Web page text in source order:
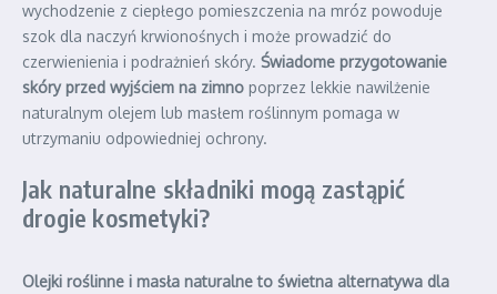
wychodzenie z ciepłego pomieszczenia na mróz powoduje
szok dla naczyń krwionośnych i może prowadzić do
czerwienienia i podrażnień skóry. Świadome przygotowanie
skóry przed wyjściem na zimno poprzez lekkie nawilżenie
naturalnym olejem lub masłem roślinnym pomaga w
utrzymaniu odpowiedniej ochrony.
Jak naturalne składniki mogą zastąpić
drogie kosmetyki?
Olejki roślinne i masła naturalne to świetna alternatywa dla